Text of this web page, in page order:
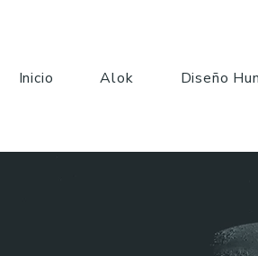
Inicio Alok Diseño